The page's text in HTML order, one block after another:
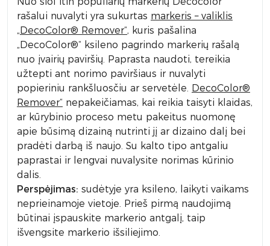
rašalui nuvalyti yra sukurtas markeris – valiklis
„DecoColor® Remover“, kuris pašalina
„DecoColor®“ ksileno pagrindo markerių rašalą
nuo įvairių paviršių. Paprasta naudoti, tereikia
užtepti ant norimo paviršiaus ir nuvalyti
popieriniu rankšluosčiu ar servetėle. DecoColor®
Remover“ nepakeičiamas, kai reikia taisyti klaidas,
ar kūrybinio proceso metu pakeitus nuomonę
apie būsimą dizainą nutrinti jį ar dizaino dalį bei
pradėti darbą iš naujo. Su kalto tipo antgaliu
paprastai ir lengvai nuvalysite norimas kūrinio
dalis.
Perspėjimas: sudėtyje yra ksileno, laikyti vaikams
neprieinamoje vietoje. Prieš pirmą naudojimą
būtinai įspauskite markerio antgalį, taip
išvengsite markerio išsiliejimo.